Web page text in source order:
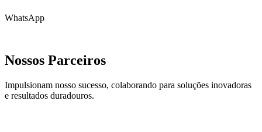
WhatsApp
Nossos Parceiros
Impulsionam nosso sucesso, colaborando para soluções inovadoras
e resultados duradouros.